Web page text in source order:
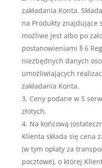
zakładania Konta.
na Produkty znajdujące
możliwe jest albo po
postanowieniami § 6
niezbędnych danych
umożliwiających
zakładania Konta.
Ceny podane w S
złotych.
Na końcową
Klienta składa się cena
(w tym opłaty za
pocztowe), o której